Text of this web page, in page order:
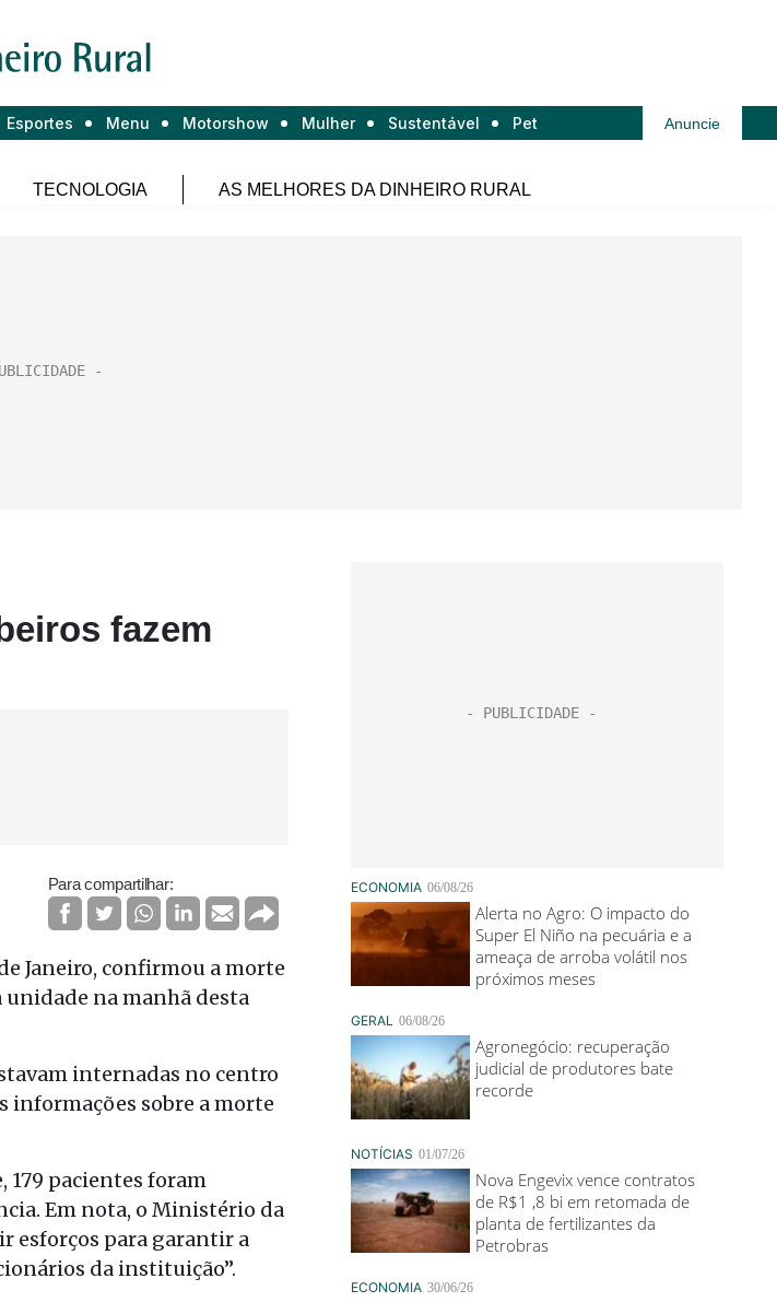
Esportes Menu Motorshow Mulher Sustentável Pet Anuncie
TECNOLOGIA AS MELHORES DA DINHEIRO RURAL
fazem
Para compartilhar:
Janeiro, confirmou a morte
na manhã desta
internadas no centro
informações sobre a morte
179 pacientes foram
Em nota, o Ministério da
esforços para garantir a
da instituição”.